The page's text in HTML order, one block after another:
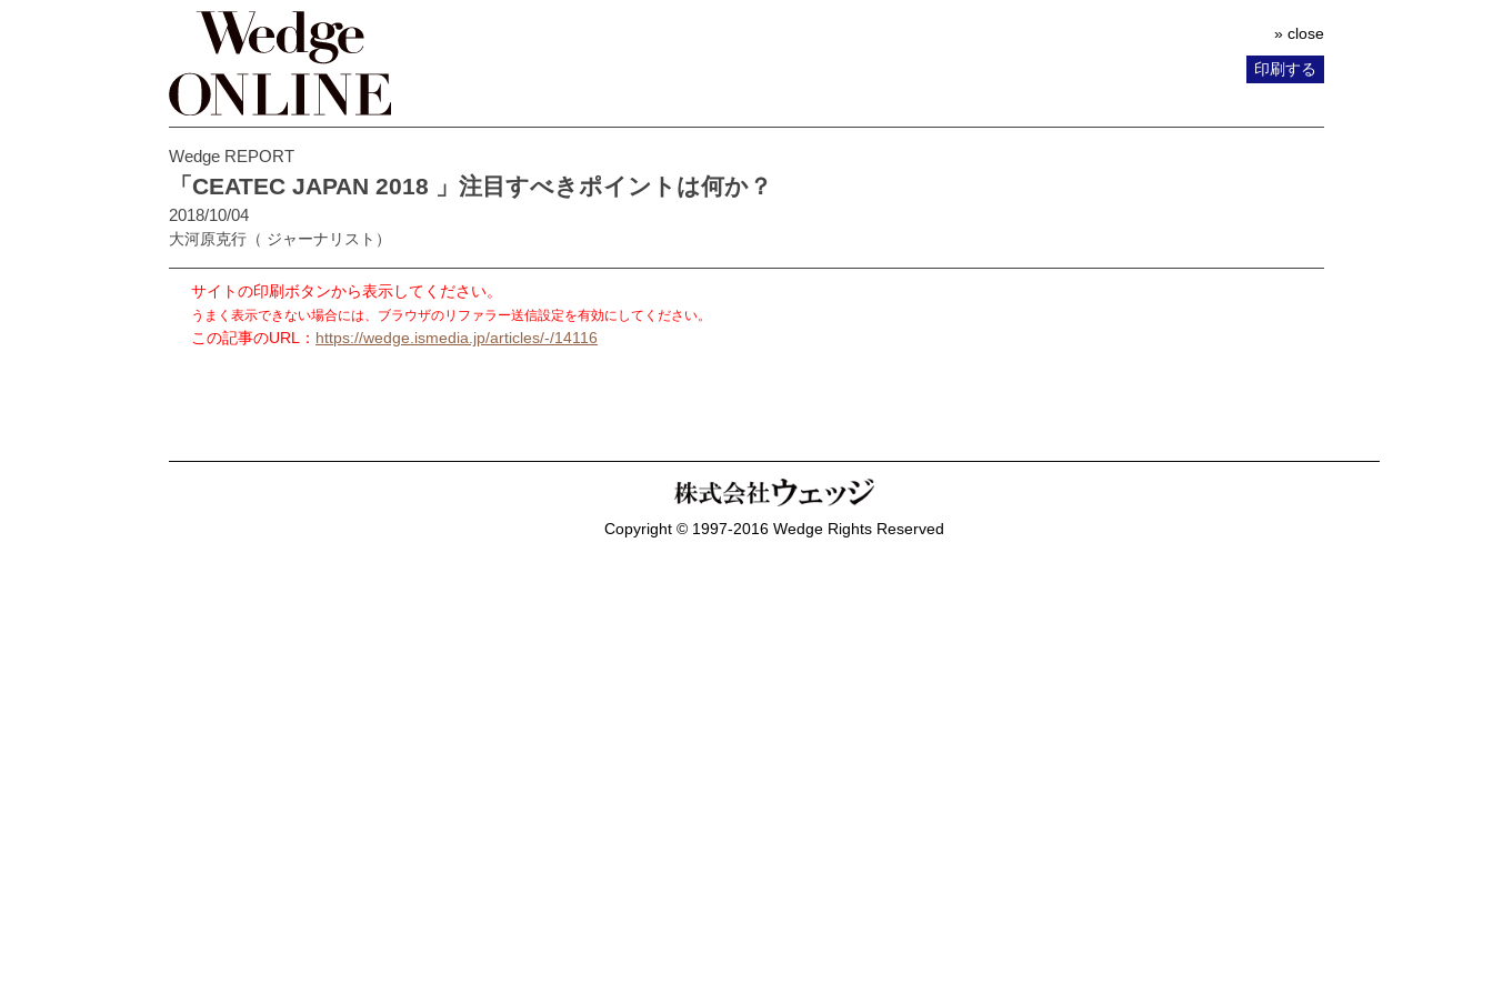
» close
印刷する
Wedge REPORT
「CEATEC JAPAN 2018 」注目すべきポイントは何か？
2018/10/04
大河原克行 （ ジャーナリスト）
サイトの印刷ボタンから表示してください。
うまく表示できない場合には、ブラウザのリファラー送信設定を有効にしてください。
この記事のURL： https://wedge.ismedia.jp/articles/-/14116
Copyright © 1997-2016 Wedge Rights Reserved